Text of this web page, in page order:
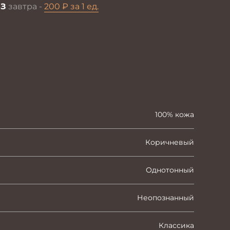
завтра - 200 ₽ за 1 ед.
100% кожа
Коричневый
Однотонный
Неопознанный
Классика